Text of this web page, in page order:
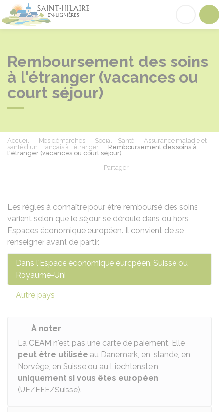
Saint-Hilaire-en-Lignières
Remboursement des soins
à l'étranger (vacances ou
court séjour)
Accueil Mes démarches Social - Santé
Assurance maladie et
santé d'un Français à l'étranger
Remboursement des soins à
l'étranger (vacances ou court séjour)
Partager
Les règles à connaître pour être remboursé des soins
varient selon que le séjour se déroule dans ou hors
Espaces économique européen. Il convient de se
renseigner avant de partir.
Dans l'Espace économique européen, Suisse ou
Royaume-Uni
Autre pays
À noter
La CEAM n'est pas une carte de paiement. Elle
peut être utilisée au Danemark, en Islande, en
Norvège, en Suisse ou au Liechtenstein
uniquement si vous êtes européen
(UE/EEE/Suisse).